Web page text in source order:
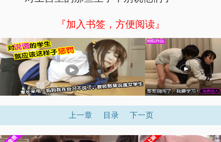
『加入书签，方便阅读』
上一章 目录 下一页